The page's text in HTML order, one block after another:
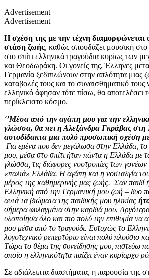
Advertisement
Advertisement
Η σχέση της με την τέχνη διαμορφώνεται
στάση ζωής, καθώς σπουδάζει μουσική
στο σπίτι ελληνικά τραγούδια κυρίως των
και Θεοδωράκη. Οι γονείς της, Έλληνες
Γερμανία ξεδιπλώνουν στην απλότητα μιας
καταβολές τους και το συναισθηματικό τους
ελληνικό άφησαν τότε πίσω, θα αποτελέσει
περίκλειστο κόσμο.
‘’Μέσα από την αγάπη μου για την
γλώσσα, θα πει η Αλεξάνδρα Γκράβας στη
αυτοδίδακτα μια πολύ προσωπική σχέση
Για εμένα που δεν μεγάλωσα στην Ελλάδα, το
μου, μέσα στο σπίτι ήταν πάντα η Ελλάδα με
γλώσσα, τις διάφορες νοοτροπίες των
«παλιά» Ελλάδα. Η αγάπη και η νοσταλγία
μέρος της καθημερινής μας ζωής. Σαν παιδί
Ελληνική από την Γερμανική μου ζωή – δυο
αυτά τα βιώματα της παιδικής μου ηλικίας
σήμερα φυλαγμένα στην καρδιά μου.
υλοποίησα όλο και πιο πολύ την επιθυμία να
μου μέσα από το τραγούδι. Ευτυχώς το
λογοτεχνικό ρεπερτόριο είναι πολύ πλούσιο
Τώρα το θέμα της συνείδησης μου, πιστεύω
οποίο η ελληνικότητα παίζει έναν κυρίαρχο
Σε αδιάλειπτα διαστήματα, η παρουσία της